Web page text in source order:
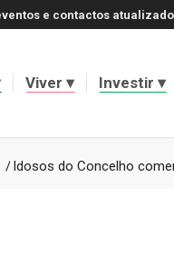
e contactos
Viver Investir
/ Idosos do Concelho